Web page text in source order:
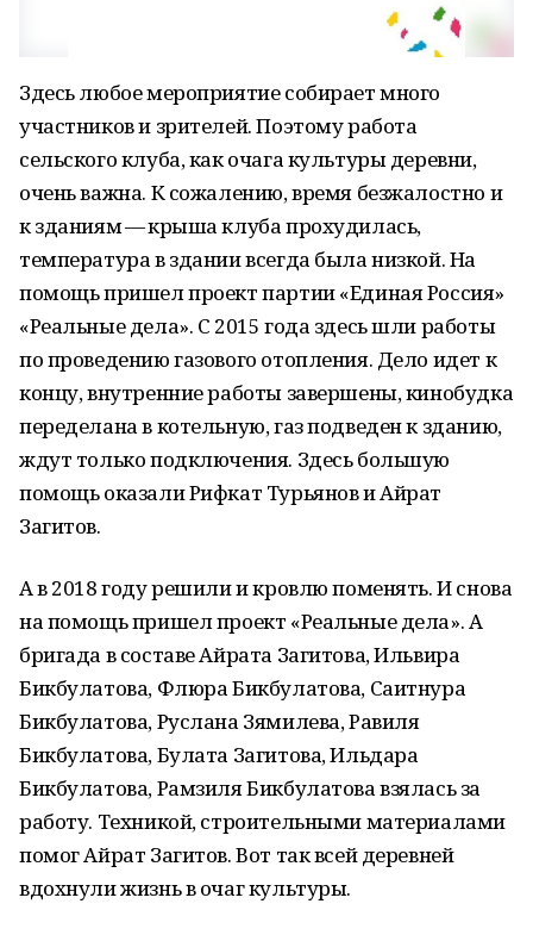
Здесь любое мероприятие собирает много
участников и зрителей. Поэтому работа
сельского клуба, как очага культуры деревни,
очень важна. К сожалению, время безжалостно и
к зданиям — крыша клуба прохудилась,
температура в здании всегда была низкой. На
помощь пришел проект партии «Единая Россия»
«Реальные дела». С 2015 года здесь шли работы
по проведению газового отопления. Дело идет к
концу, внутренние работы завершены, кинобудка
переделана в котельную, газ подведен к зданию,
ждут только подключения. Здесь большую
помощь оказали Рифкат Турьянов и Айрат
Загитов.
А в 2018 году решили и кровлю поменять. И снова
на помощь пришел проект «Реальные дела». А
бригада в составе Айрата Загитова, Ильвира
Бикбулатова, Флюра Бикбулатова, Саитнура
Бикбулатова, Руслана Зямилева, Равиля
Бикбулатова, Булата Загитова, Ильдара
Бикбулатова, Рамзиля Бикбулатова взялась за
работу. Техникой, строительными материалами
помог Айрат Загитов. Вот так всей деревней
вдохнули жизнь в очаг культуры.